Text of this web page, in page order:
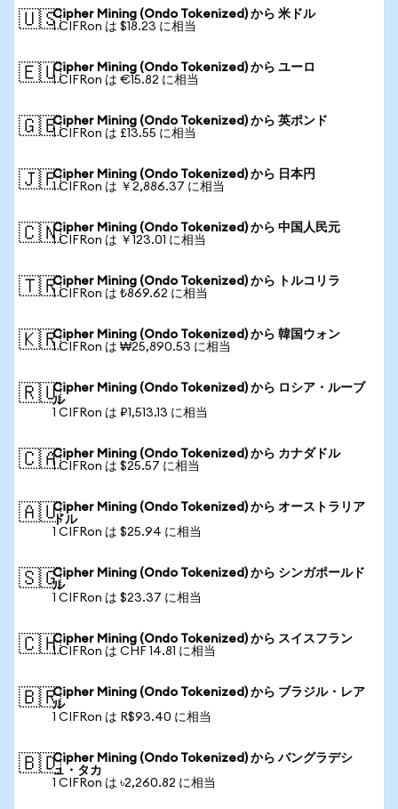
🇺🇸Cipher Mining (Ondo Tokenized) から 米ドル
1 CIFRon は $18.23 に相当
🇪🇺Cipher Mining (Ondo Tokenized) から ユーロ
1 CIFRon は €15.82 に相当
🇬🇧Cipher Mining (Ondo Tokenized) から 英ポンド
1 CIFRon は £13.55 に相当
🇯🇵Cipher Mining (Ondo Tokenized) から 日本円
1 CIFRon は ￥2,886.37 に相当
🇨🇳Cipher Mining (Ondo Tokenized) から 中国人民元
1 CIFRon は ￥123.01 に相当
🇹🇷Cipher Mining (Ondo Tokenized) から トルコリラ
1 CIFRon は ₺869.62 に相当
🇰🇷Cipher Mining (Ondo Tokenized) から 韓国ウォン
1 CIFRon は ₩25,890.53 に相当
🇷🇺Cipher Mining (Ondo Tokenized) から ロシア・ルーブ
ル
1 CIFRon は ₽1,513.13 に相当
🇨🇦Cipher Mining (Ondo Tokenized) から カナダドル
1 CIFRon は $25.57 に相当
🇦🇺Cipher Mining (Ondo Tokenized) から オーストラリア
ドル
1 CIFRon は $25.94 に相当
🇸🇬Cipher Mining (Ondo Tokenized) から シンガポールド
ル
1 CIFRon は $23.37 に相当
🇨🇭Cipher Mining (Ondo Tokenized) から スイスフラン
1 CIFRon は CHF 14.81 に相当
🇧🇷Cipher Mining (Ondo Tokenized) から ブラジル・レア
ル
1 CIFRon は R$93.40 に相当
🇧🇩Cipher Mining (Ondo Tokenized) から バングラデシ
ュ・タカ
1 CIFRon は ৳2,260.82 に相当